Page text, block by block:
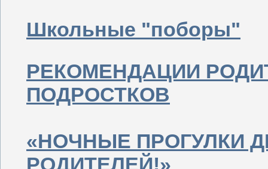
Школьные "поборы"
РЕКОМЕНДАЦИИ
ПОДРОСТКОВ
«НОЧНЫЕ ПРОГУЛКИ
РОДИТЕЛЕЙ!»